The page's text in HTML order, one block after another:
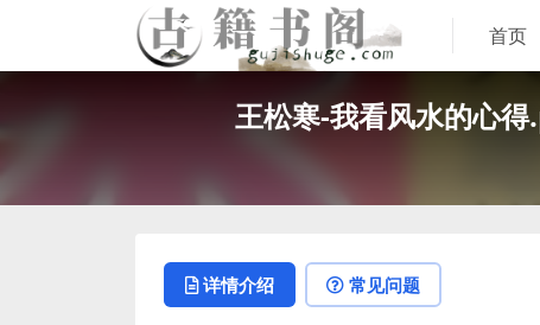
首页
王松寒-我看风水的心
详情介绍 常见问题